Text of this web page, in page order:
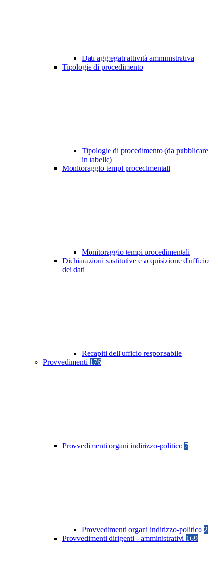
Dati aggregati attività amministrativa
Tipologie di procedimento
Tipologie di procedimento (da pubblicare
in tabelle)
Monitoraggio tempi procedimentali
Monitoraggio tempi procedimentali
Dichiarazioni sostitutive e acquisizione d'ufficio
dei dati
Recapiti dell'ufficio responsabile
Provvedimenti 176
Provvedimenti organi indirizzo-politico 7
Provvedimenti organi indirizzo-politico 2
Provvedimenti dirigenti - amministrativi 169